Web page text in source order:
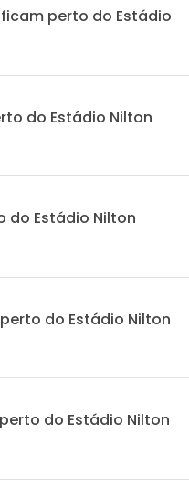
perto do Estádio
do Estádio Nilton
do Estádio Nilton
do Estádio Nilton
do Estádio Nilton